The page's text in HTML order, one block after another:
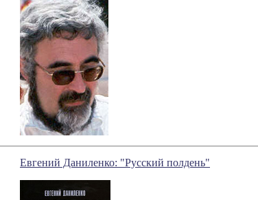
Евгений Даниленко: "Русский полдень"